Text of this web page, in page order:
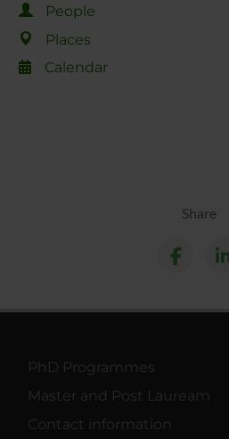
People
Places
Calendar
Share
PhD Programmes
Master and Post Lauream
Contact information